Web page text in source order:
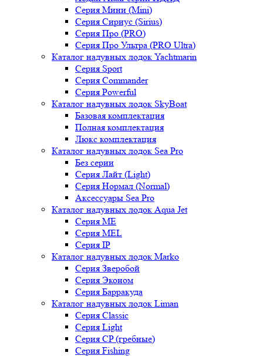
Серия Мини (Mini)
Серия Сириус (Sirius)
Серия Про (PRO)
Серия Про Ультра (PRO Ultra)
Каталог надувных лодок Yachtmarin
Серия Sport
Серия Commander
Серия Powerful
Каталог надувных лодок SkyBoat
Базовая комплектация
Полная комплектация
Люкс комплектация
Каталог надувных лодок Sea Pro
Без серии
Серия Лайт (Light)
Серия Нормал (Normal)
Аксессуары Sea Pro
Каталог надувных лодок Aqua Jet
Серия ME
Серия MEL
Серия IP
Каталог надувных лодок Marko
Серия Зверобой
Серия Эконом
Серия Барракуда
Каталог надувных лодок Liman
Серия Classic
Серия Light
Серия CP (гребные)
Серия Fishing